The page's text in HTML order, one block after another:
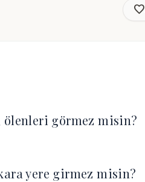
favorite_border
ölenleri görmez misin?
yere girmez misin?